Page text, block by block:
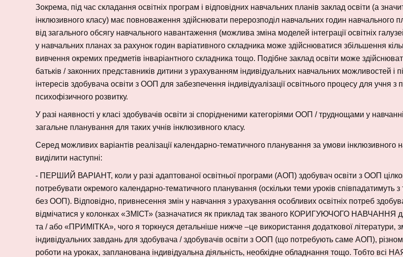
Зокрема, під час складання освітніх програм і відповідних навчальних планів заклад освіти (а
інклюзивного класу) має повноваження здійснювати перерозподіл навчальних годин навчального
від загального обсягу навчального навантаження (можлива зміна моделей інтеграції освітніх
у навчальних планах за рахунок годин варіативного складника може здійснюватися збільшення
вивчення окремих предметів інваріантного складника тощо. Подібне заклад освіти може
батьків / законних представників дитини з урахуванням індивідуальних навчальних можливостей і
інтересів здобувача освіти з ООП для забезпечення індивідуалізації освітнього процесу для учня
психофізичного розвитку.
У разі наявності у класі здобувачів освіти зі спорідненими категоріями ООП / труднощами у
загальне планування для таких учнів інклюзивного класу.
Серед можливих варіантів реалізації календарно-тематичного планування за умови інклюзивного
виділити наступні:
- ПЕРШИЙ ВАРІАНТ, коли у разі адаптованої освітньої програми (АОП) здобувач освіти з ООП
потребувати окремого календарно-тематичного планування (оскільки теми уроків співпадатимуть з
без ООП). Відповідно, привнесення змін у навчання з урахування особливих освітніх потреб
відмічатися у колонках «ЗМІСТ» (зазначатися як приклад так званого КОРИГУЮЧОГО НАВЧАННЯ
та / або «ПРИМІТКА», чого я торкнуся детальніше нижче –це використання додаткової літератури,
індивідуальних завдань для здобувача / здобувачів освіти з ООП (що потребують саме АОП),
роботи на уроках, запланована індивідуальна діяльність, необхідне обладнання тощо. Тобто всі